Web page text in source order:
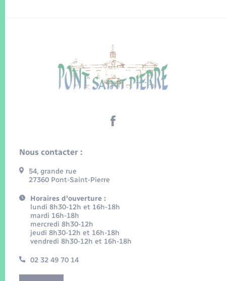
Nous contacter :
54, grande rue
27360 Pont-Saint-Pierre
Horaires d'ouverture :
lundi 8h30-12h et 16h-18h
mardi 16h-18h
mercredi 8h30-12h
jeudi 8h30-12h et 16h-18h
vendredi 8h30-12h et 16h-18h
02 32 49 70 14